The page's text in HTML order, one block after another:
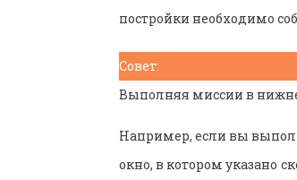
постройки необходимо
Совет:
Выполняя миссии в
Например, если вы
окно, в котором указано